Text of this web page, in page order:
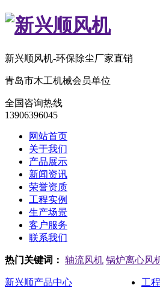
新兴顺风机-环保除尘厂家直销
青岛市木工机械会员单位
全国咨询热线
13906396045
网站首页
关于我们
产品展示
新闻资讯
荣誉资质
工程实例
生产场景
客户服务
联系我们
热门关键词： 轴流风机 锅炉离心风
新兴顺产品中心
工